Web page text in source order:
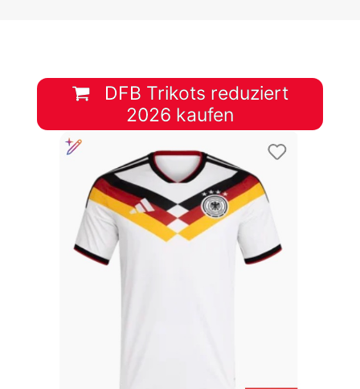
DFB Trikots reduziert
2026 kaufen